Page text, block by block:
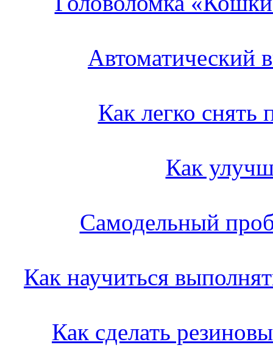
Автоматический
Как легко
Как
Самодельный
Как научиться
Как сделать